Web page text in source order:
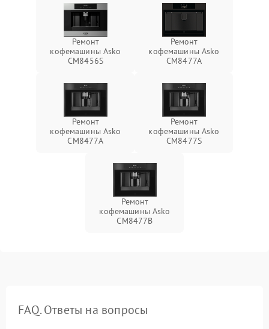
Ремонт
кофемашины Asko
CM8456S
Ремонт
кофемашины Asko
CM8477A
Ремонт
кофемашины Asko
СМ8477А
Ремонт
кофемашины Asko
CM8477S
Ремонт
кофемашины Asko
CM8477B
FAQ. Ответы на вопросы